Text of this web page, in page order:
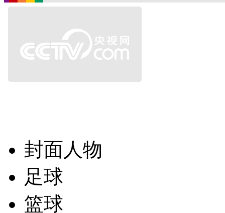
封面人物
足球
篮球